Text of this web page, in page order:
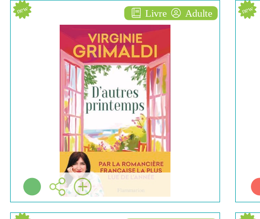
Livre Adulte
new
D'autres printemps
ROMAN
Virginie GRIMALDI
Flammarion ( Paris -
Plus d'infos
new